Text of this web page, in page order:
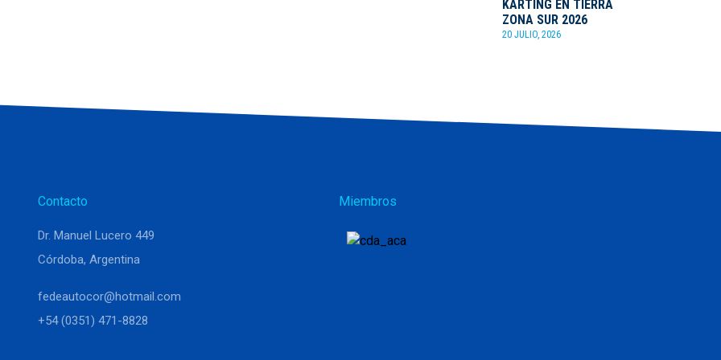
KARTING EN TIERRA
ZONA SUR 2026
20 JULIO, 2026
Contacto
Dr. Manuel Lucero 449
Córdoba, Argentina
fedeautocor@hotmail.com
+54 (0351) 471-8828
Miembros